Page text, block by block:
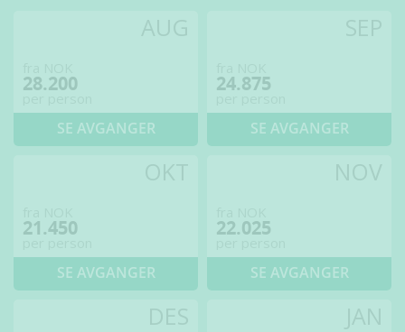
28.200
SE AVGANGER
24.875
SE AVGANGER
21.450
SE AVGANGER
22.025
SE AVGANGER